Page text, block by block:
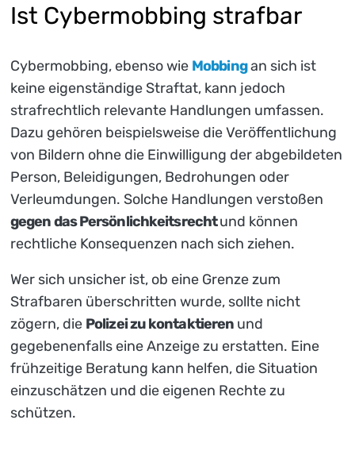
Ist Cybermobbing strafbar
Cybermobbing, ebenso wie Mobbingan sich ist
keine eigenständige Straftat, kann jedoch
strafrechtlich relevante Handlungen umfassen.
Dazu gehören beispielsweise die Veröffentlichung
von Bildern ohne die Einwilligung der abgebildeten
Person, Beleidigungen, Bedrohungen oder
Verleumdungen. Solche Handlungen verstoßen
gegen das Persönlichkeitsrechtund können
rechtliche Konsequenzen nach sich ziehen.
Wer sich unsicher ist, ob eine Grenze zum
Strafbaren überschritten wurde, sollte nicht
zögern, die Polizei zu kontaktieren und
gegebenenfalls eine Anzeige zu erstatten. Eine
frühzeitige Beratung kann helfen, die Situation
einzuschätzen und die eigenen Rechte zu
schützen.